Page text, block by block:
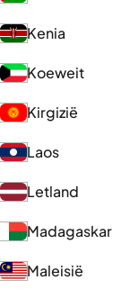
Kenia
Koeweit
Kirgizië
Laos
Letland
Madagaskar
Maleisië